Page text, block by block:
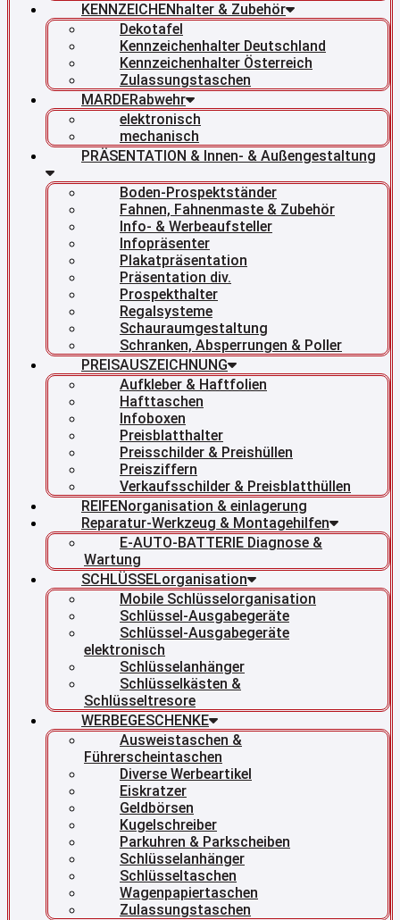
KENNZEICHENhalter & Zubehör
Dekotafel
Kennzeichenhalter Deutschland
Kennzeichenhalter Österreich
Zulassungstaschen
MARDERabwehr
elektronisch
mechanisch
PRÄSENTATION & Innen- & Außengestaltung
Boden-Prospektständer
Fahnen, Fahnenmaste & Zubehör
Info- & Werbeaufsteller
Infopräsenter
Plakatpräsentation
Präsentation div.
Prospekthalter
Regalsysteme
Schauraumgestaltung
Schranken, Absperrungen & Poller
PREISAUSZEICHNUNG
Aufkleber & Haftfolien
Hafttaschen
Infoboxen
Preisblatthalter
Preisschilder & Preishüllen
Preisziffern
Verkaufsschilder & Preisblatthüllen
REIFENorganisation & einlagerung
Reparatur-Werkzeug & Montagehilfen
E-AUTO-BATTERIE Diagnose &
Wartung
SCHLÜSSELorganisation
Mobile Schlüsselorganisation
Schlüssel-Ausgabegeräte
Schlüssel-Ausgabegeräte
elektronisch
Schlüsselanhänger
Schlüsselkästen &
Schlüsseltresore
WERBEGESCHENKE
Ausweistaschen &
Führerscheintaschen
Diverse Werbeartikel
Eiskratzer
Geldbörsen
Kugelschreiber
Parkuhren & Parkscheiben
Schlüsselanhänger
Schlüsseltaschen
Wagenpapiertaschen
Zulassungstaschen